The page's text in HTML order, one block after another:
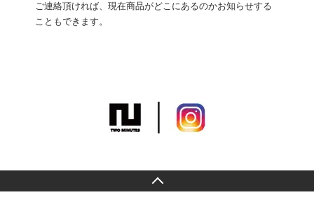
ご連絡頂ければ、現在商品がどこにあるのかお知らせする
こともできます。